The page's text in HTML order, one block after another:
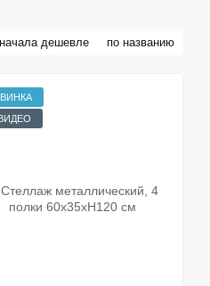
дешевле по названию